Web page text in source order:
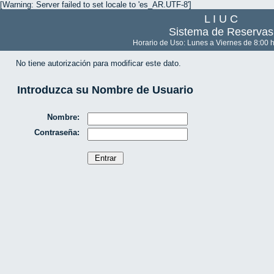
[Warning: Server failed to set locale to 'es_AR.UTF-8']
L I U C
Sistema de Reservas
Horario de Uso: Lunes a Viernes de 8:00
No tiene autorización para modificar este dato.
Introduzca su Nombre de Usuario
Nombre:
Contraseña: